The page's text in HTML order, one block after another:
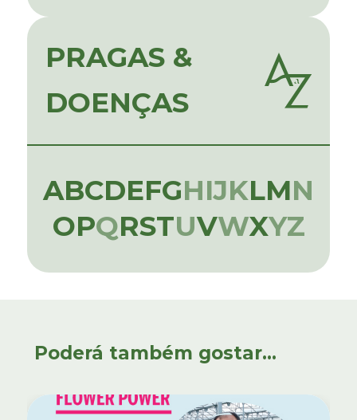
PRAGAS &
DOENÇAS
ABCDEFGHIJKLMN
OPQRSTUVWXYZ
Poderá também gostar...